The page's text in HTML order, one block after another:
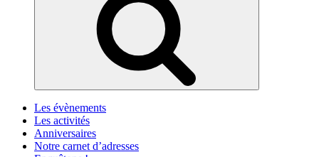
Les évènements
Les activités
Anniversaires
Notre carnet d’adresses